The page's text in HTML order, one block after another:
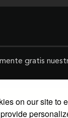
on our site to
gratis